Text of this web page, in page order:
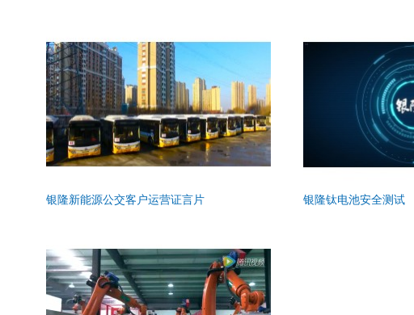
银隆新能源公交客户运营证言片 银隆钛电池安全测试